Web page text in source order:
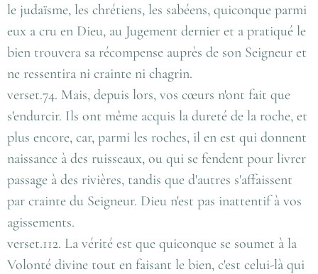
le judaïsme, les chrétiens, les sabéens, quiconque parmi
eux a cru en Dieu, au Jugement dernier et a pratiqué le
bien trouvera sa récompense auprès de son Seigneur et
ne ressentira ni crainte ni chagrin.
verset.74. Mais, depuis lors, vos cœurs n'ont fait que
s'endurcir. Ils ont même acquis la dureté de la roche, et
plus encore, car, parmi les roches, il en est qui donnent
naissance à des ruisseaux, ou qui se fendent pour livrer
passage à des rivières, tandis que d'autres s'affaissent
par crainte du Seigneur. Dieu n'est pas inattentif à vos
agissements.
verset.112. La vérité est que quiconque se soumet à la
Volonté divine tout en faisant le bien, c'est celui-là qui